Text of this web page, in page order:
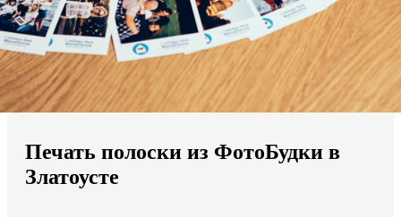
Мы доставляем по всему миру
Продолжить без города
Печать полоски из ФотоБудки в
Златоусте